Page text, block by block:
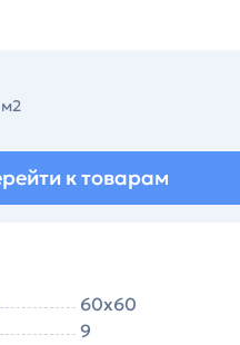
м2
к товарам
60х60
9